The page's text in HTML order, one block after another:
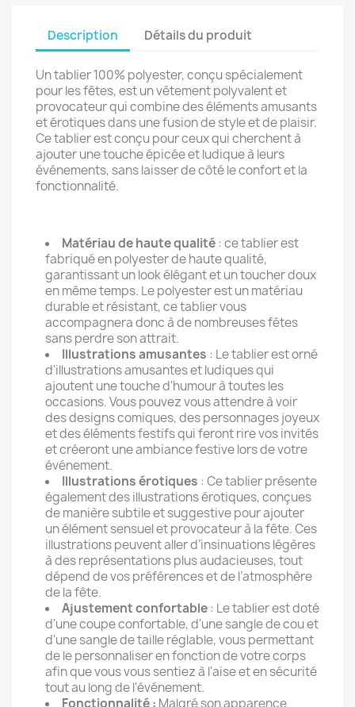
Description Détails du produit
Un tablier 100% polyester, conçu spécialement
pour les fêtes, est un vêtement polyvalent et
provocateur qui combine des éléments amusants
et érotiques dans une fusion de style et de plaisir.
Ce tablier est conçu pour ceux qui cherchent à
ajouter une touche épicée et ludique à leurs
événements, sans laisser de côté le confort et la
fonctionnalité.
Matériau de haute qualité: ce tablier est
fabriqué en polyester de haute qualité,
garantissant un look élégant et un toucher doux
en même temps. Le polyester est un matériau
durable et résistant, ce tablier vous
accompagnera donc à de nombreuses fêtes
sans perdre son attrait.
Illustrations amusantes : Le tablier est orné
d'illustrations amusantes et ludiques qui
ajoutent une touche d'humour à toutes les
occasions. Vous pouvez vous attendre à voir
des designs comiques, des personnages joyeux
et des éléments festifs qui feront rire vos invités
et créeront une ambiance festive lors de votre
événement.
Illustrations érotiques : Ce tablier présente
également des illustrations érotiques, conçues
de manière subtile et suggestive pour ajouter
un élément sensuel et provocateur à la fête. Ces
illustrations peuvent aller d’insinuations légères
à des représentations plus audacieuses, tout
dépend de vos préférences et de l’atmosphère
de la fête.
Ajustement confortable: Le tablier est doté
d'une coupe confortable, d'une sangle de cou et
d'une sangle de taille réglable, vous permettant
de le personnaliser en fonction de votre corps
afin que vous vous sentiez à l'aise et en sécurité
tout au long de l'événement.
Fonctionnalité : Malgré son apparence